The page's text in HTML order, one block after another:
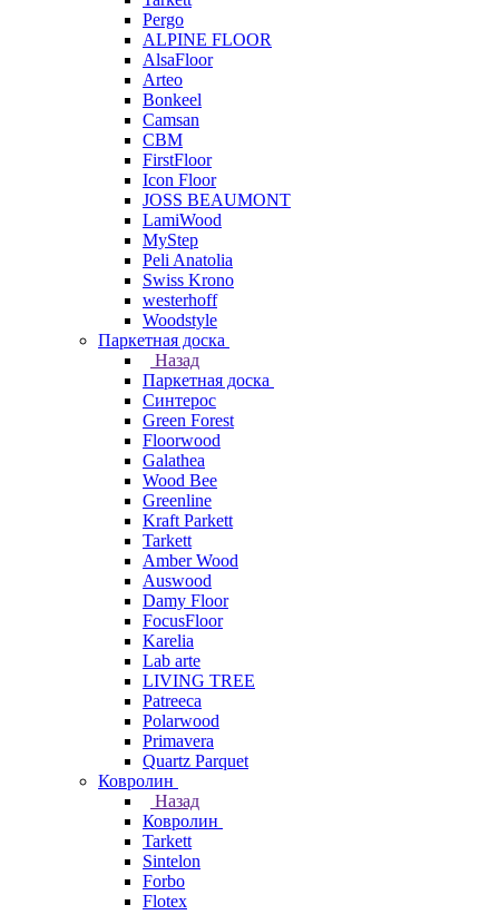
Pergo
ALPINE FLOOR
AlsaFloor
Arteo
Bonkeel
Camsan
CBM
FirstFloor
Icon Floor
JOSS BEAUMONT
LamiWood
MyStep
Peli Anatolia
Swiss Krono
westerhoff
Woodstyle
Паркетная доска
Назад
Паркетная доска
Синтерос
Green Forest
Floorwood
Galathea
Wood Bee
Greenline
Kraft Parkett
Tarkett
Amber Wood
Auswood
Damy Floor
FocusFloor
Karelia
Lab arte
LIVING TREE
Patreeca
Polarwood
Primavera
Quartz Parquet
Ковролин
Назад
Ковролин
Tarkett
Sintelon
Forbo
Flotex